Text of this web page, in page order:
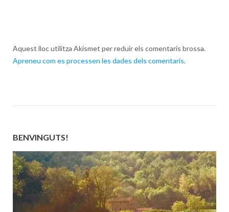
Aquest lloc utilitza Akismet per reduir els comentaris brossa.
Apreneu com es processen les dades dels comentaris.
BENVINGUTS!